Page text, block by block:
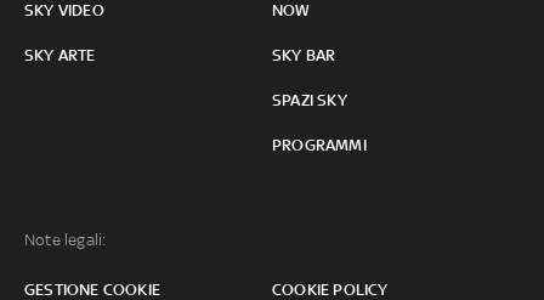
SKY VIDEO
SKY ARTE
NOW
SKY BAR
SPAZI SKY
PROGRAMMI
Note legali:
GESTIONE COOKIE COOKIE POLICY